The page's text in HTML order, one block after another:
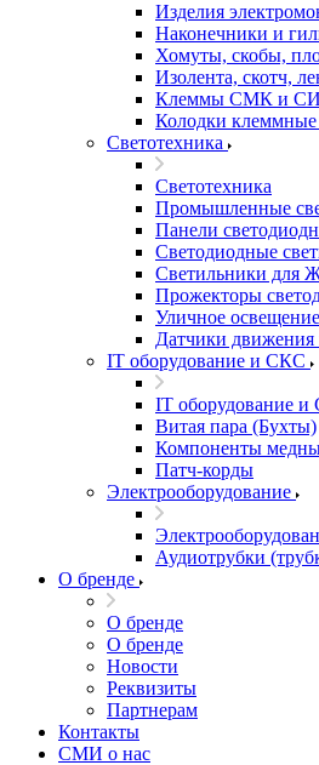
Изделия
Наконечники и
Хомуты, скобы,
Изолента, скотч,
Клеммы СМК и
Колодки клеммные
Светотехника
Светотехника
Промышленные
Панели
Светодиодные
Светильники для
Прожекторы
Уличное освещение
Датчики движения
IT оборудование и СКС
IT оборудование
Витая пара (Бухты)
Компоненты
Патч-корды
Электрооборудование
Аудиотрубки
О бренде
О бренде
О бренде
Новости
Реквизиты
Партнерам
Контакты
СМИ о нас